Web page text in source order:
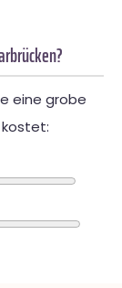
eine grobe